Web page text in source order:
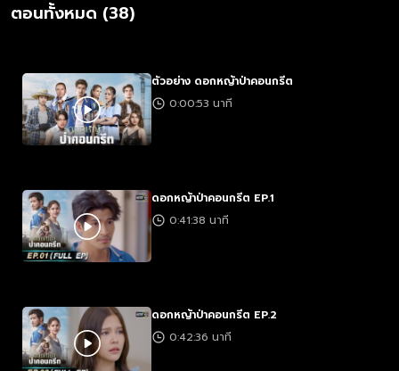
ตอนทั้งหมด (38)
ตัวอย่าง ดอกหญ้าป่าคอนกรีต
0:00:53 นาที
ดอกหญ้าป่าคอนกรีต EP.1
0:41:38 นาที
ดอกหญ้าป่าคอนกรีต EP.2
0:42:36 นาที